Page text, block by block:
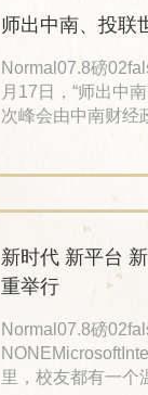
师出中南、投联
Normal07.8磅
月17日，“师出中
次峰会由中南财经
融行业的产学研
务副会长姚莉为本
新时代 新平台 新生活​ ——中南财经政法大学北京校友会迎新会隆
重举行
Normal07.8磅
里，校友都有一